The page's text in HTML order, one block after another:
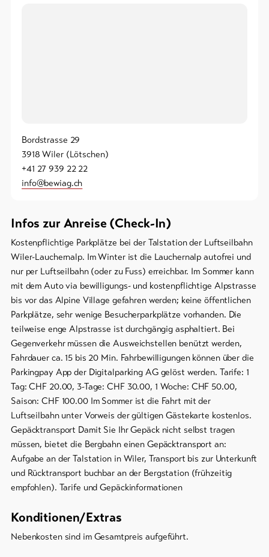
Bordstrasse 29
3918 Wiler (Lötschen)
+41 27 939 22 22
info@bewiag.ch
Infos zur Anreise (Check-In)
Kostenpflichtige Parkplätze bei der Talstation der Luftseilbahn
Wiler-Lauchernalp. Im Winter ist die Lauchernalp autofrei und
nur per Luftseilbahn (oder zu Fuss) erreichbar. Im Sommer kann
mit dem Auto via bewilligungs- und kostenpflichtige Alpstrasse
bis vor das Alpine Village gefahren werden; keine öffentlichen
Parkplätze, sehr wenige Besucherparkplätze vorhanden. Die
teilweise enge Alpstrasse ist durchgängig asphaltiert. Bei
Gegenverkehr müssen die Ausweichstellen benützt werden,
Fahrdauer ca. 15 bis 20 Min. Fahrbewilligungen können über die
Parkingpay App der Digitalparking AG gelöst werden. Tarife: 1
Tag: CHF 20.00, 3-Tage: CHF 30.00, 1 Woche: CHF 50.00,
Saison: CHF 100.00 Im Sommer ist die Fahrt mit der
Luftseilbahn unter Vorweis der gültigen Gästekarte kostenlos.
Gepäcktransport Damit Sie Ihr Gepäck nicht selbst tragen
müssen, bietet die Bergbahn einen Gepäcktransport an:
Aufgabe an der Talstation in Wiler, Transport bis zur Unterkunft
und Rücktransport buchbar an der Bergstation (frühzeitig
empfohlen). Tarife und Gepäckinformationen
Konditionen/Extras
Nebenkosten sind im Gesamtpreis aufgeführt.